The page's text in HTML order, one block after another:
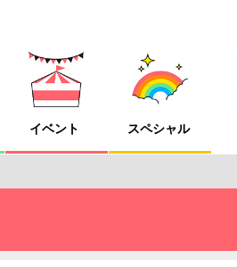
イベント スペシャル